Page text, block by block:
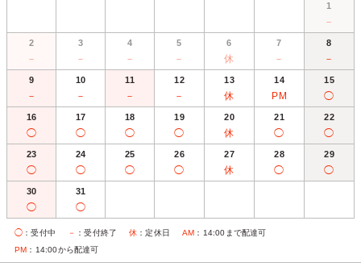
1
－
2
－
3
－
4
－
5
－
6
休
7
－
8
－
9
－
10
－
11
－
12
－
13
休
14
PM
15
◯
16
◯
17
◯
18
◯
19
◯
20
休
21
◯
22
◯
23
◯
24
◯
25
◯
26
◯
27
休
28
◯
29
◯
30
◯
31
◯
◯ ：受付中 － ：受付終了 休 ：定休日 AM ：14:00まで配達可
PM ：14:00から配達可